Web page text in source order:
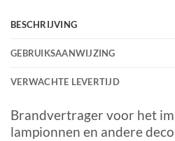
BESCHRIJVING
GEBRUIKSAANWIJZING
VERWACHTE LEVERTIJD
Brandvertrager voor het
lampionnen en andere